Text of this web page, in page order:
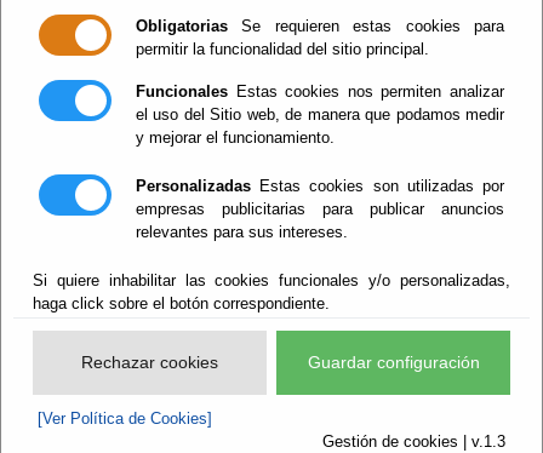
Obligatorias Se requieren estas cookies para
permitir la funcionalidad del sitio principal.
Funcionales Estas cookies nos permiten analizar
el uso del Sitio web, de manera que podamos medir
y mejorar el funcionamiento.
Personalizadas Estas cookies son utilizadas por
empresas publicitarias para publicar anuncios
relevantes para sus intereses.
Si quiere inhabilitar las cookies funcionales y/o personalizadas,
haga click sobre el botón correspondiente.
Rechazar cookies Guardar configuración
[Ver Política de Cookies]
Gestión de cookies | v.1.3
04:48:51
Dom, 9 Agosto 2026
- Requisitos Técnicos Sede Electrónica
Requisitos
Técnicos Sede
Electrónica
Escuchar
Requisitos Técnicos para operar en esta Sede